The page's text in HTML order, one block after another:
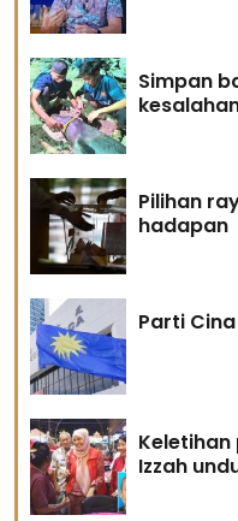
Simpan
Pilihan
hadapan
Parti
Izzah